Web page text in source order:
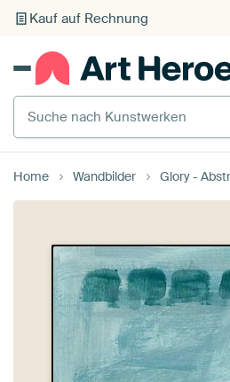
Suche nach Kunstwerken
Home Wandbilder Glory - Abstraktes